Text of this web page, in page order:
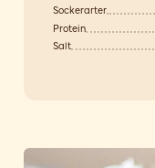
Sockerarter
Protein
Salt